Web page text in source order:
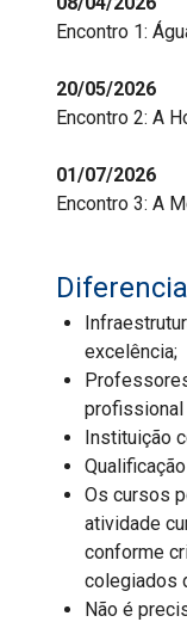
Encontro 1:
20/05/2026
Encontro 2: A
01/07/2026
Encontro 3: A
excelência;
profissional
Instituição
Os cursos
atividade
conforme
colegiados
Não é